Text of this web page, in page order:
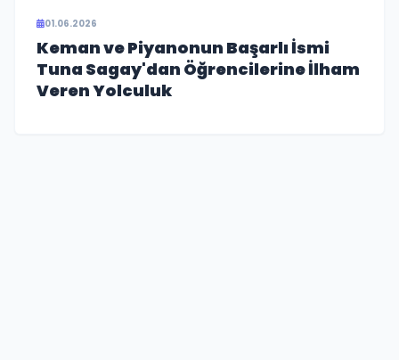
01.06.2026
Keman ve Piyanonun Başarlı İsmi
Tuna Sagay'dan Öğrencilerine İlham
Veren Yolculuk